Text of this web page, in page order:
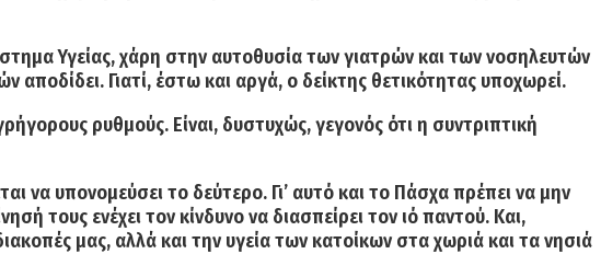
Υγείας, χάρη στην αυτοθυσία των γιατρών και των νοσηλευτών
Γιατί, έστω και αργά, ο δείκτης θετικότητας υποχωρεί.
ρυθμούς. Είναι, δυστυχώς, γεγονός ότι η συντριπτική
να υπονομεύσει το δεύτερο. Γι’ αυτό και το Πάσχα πρέπει να μην
τους ενέχει τον κίνδυνο να διασπείρει τον ιό παντού. Και,
μας, αλλά και την υγεία των κατοίκων στα χωριά και τα νησιά